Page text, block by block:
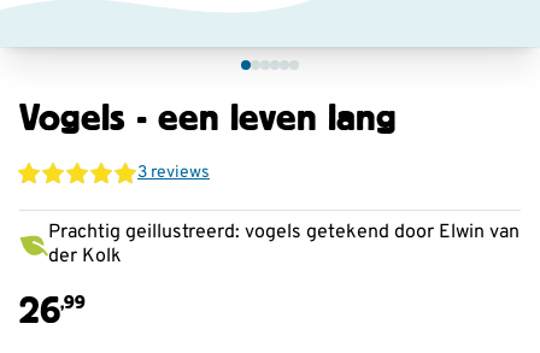
Vogels - een leven lang
3 reviews
Prachtig geillustreerd: vogels getekend door Elwin van
der Kolk
26,99